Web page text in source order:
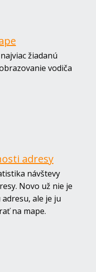
žiadanú
vodiča
adresy
návštevy
Novo už nie je
ale je ju
na mape.